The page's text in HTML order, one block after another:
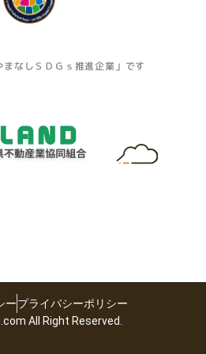
なしＳＤＧｓ推進企業」です
ープライバシーポリシー
All Right Reserved.